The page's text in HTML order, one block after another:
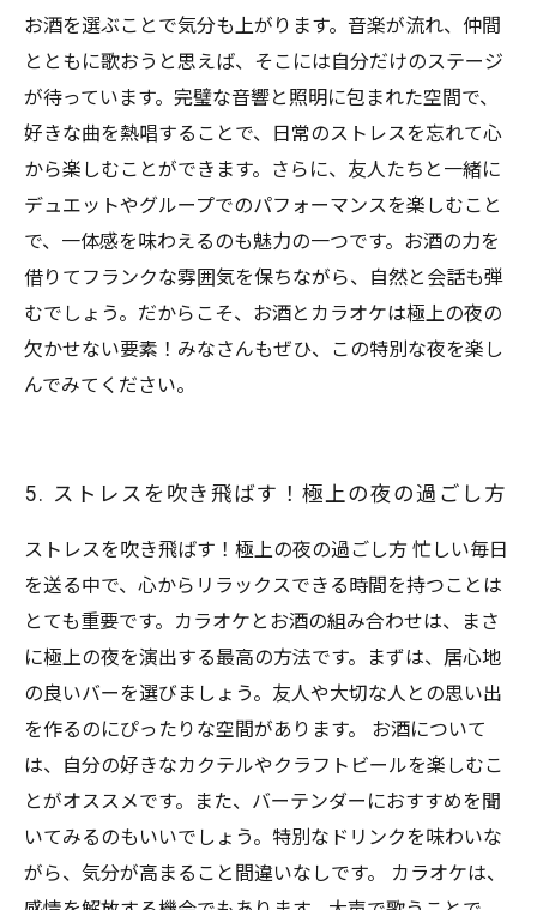
お酒を選ぶことで気分も上がります。音楽が流れ、仲間
とともに歌おうと思えば、そこには自分だけのステージ
が待っています。完璧な音響と照明に包まれた空間で、
好きな曲を熱唱することで、日常のストレスを忘れて心
から楽しむことができます。さらに、友人たちと一緒に
デュエットやグループでのパフォーマンスを楽しむこと
で、一体感を味わえるのも魅力の一つです。お酒の力を
借りてフランクな雰囲気を保ちながら、自然と会話も弾
むでしょう。だからこそ、お酒とカラオケは極上の夜の
欠かせない要素！みなさんもぜひ、この特別な夜を楽し
んでみてください。
5. ストレスを吹き飛ばす！極上の夜の過ごし方
ストレスを吹き飛ばす！極上の夜の過ごし方 忙しい毎日
を送る中で、心からリラックスできる時間を持つことは
とても重要です。カラオケとお酒の組み合わせは、まさ
に極上の夜を演出する最高の方法です。まずは、居心地
の良いバーを選びましょう。友人や大切な人との思い出
を作るのにぴったりな空間があります。 お酒について
は、自分の好きなカクテルやクラフトビールを楽しむこ
とがオススメです。また、バーテンダーにおすすめを聞
いてみるのもいいでしょう。特別なドリンクを味わいな
がら、気分が高まること間違いなしです。 カラオケは、